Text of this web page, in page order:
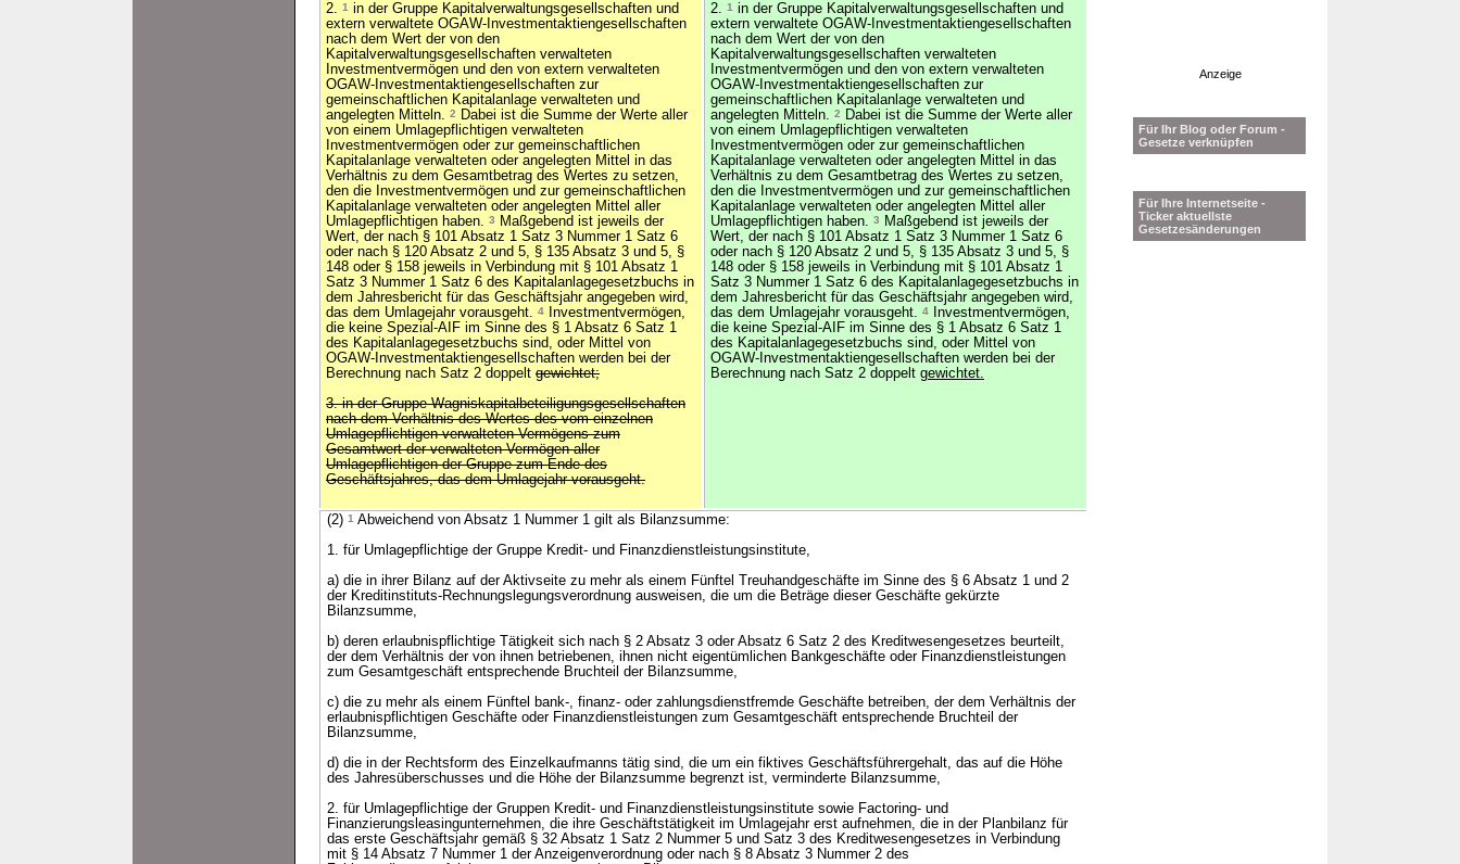
2. 1 in der Gruppe Kapitalverwaltungsgesellschaften und
extern verwaltete OGAW-Investmentaktiengesellschaften
nach dem Wert der von den
Kapitalverwaltungsgesellschaften verwalteten
Investmentvermögen und den von extern verwalteten
OGAW-Investmentaktiengesellschaften zur
gemeinschaftlichen Kapitalanlage verwalteten und
angelegten Mitteln. 2
Dabei ist die Summe der Werte aller
von einem Umlagepflichtigen verwalteten
Investmentvermögen oder zur gemeinschaftlichen
Kapitalanlage verwalteten oder angelegten Mittel in das
Verhältnis zu dem Gesamtbetrag des Wertes zu setzen,
den die Investmentvermögen und zur gemeinschaftlichen
Kapitalanlage verwalteten oder angelegten Mittel aller
Umlagepflichtigen haben. 3
Maßgebend ist jeweils der
Wert, der nach § 101 Absatz 1 Satz 3 Nummer 1 Satz 6
oder nach § 120 Absatz 2 und 5, § 135 Absatz 3 und 5, §
148 oder § 158 jeweils in Verbindung mit § 101 Absatz 1
Satz 3 Nummer 1 Satz 6 des Kapitalanlagegesetzbuchs in
dem Jahresbericht für das Geschäftsjahr angegeben wird,
das dem Umlagejahr vorausgeht. 4
Investmentvermögen,
die keine Spezial-AIF im Sinne des § 1 Absatz 6 Satz 1
des Kapitalanlagegesetzbuchs sind, oder Mittel von
OGAW-Investmentaktiengesellschaften werden bei der
Berechnung nach Satz 2 doppelt gewichtet;
3. in der Gruppe Wagniskapitalbeteiligungsgesellschaften
nach dem Verhältnis des Wertes des vom einzelnen
Umlagepflichtigen verwalteten Vermögens zum
Gesamtwert der verwalteten Vermögen aller
Umlagepflichtigen der Gruppe zum Ende des
Geschäftsjahres, das dem Umlagejahr vorausgeht.
2. 1 in der Gruppe Kapitalverwaltungsgesellschaften und
extern verwaltete OGAW-Investmentaktiengesellschaften
nach dem Wert der von den
Kapitalverwaltungsgesellschaften verwalteten
Investmentvermögen und den von extern verwalteten
OGAW-Investmentaktiengesellschaften zur
gemeinschaftlichen Kapitalanlage verwalteten und
angelegten Mitteln. 2
Dabei ist die Summe der Werte aller
von einem Umlagepflichtigen verwalteten
Investmentvermögen oder zur gemeinschaftlichen
Kapitalanlage verwalteten oder angelegten Mittel in das
Verhältnis zu dem Gesamtbetrag des Wertes zu setzen,
den die Investmentvermögen und zur gemeinschaftlichen
Kapitalanlage verwalteten oder angelegten Mittel aller
Umlagepflichtigen haben. 3
Maßgebend ist jeweils der
Wert, der nach § 101 Absatz 1 Satz 3 Nummer 1 Satz 6
oder nach § 120 Absatz 2 und 5, § 135 Absatz 3 und 5, §
148 oder § 158 jeweils in Verbindung mit § 101 Absatz 1
Satz 3 Nummer 1 Satz 6 des Kapitalanlagegesetzbuchs in
dem Jahresbericht für das Geschäftsjahr angegeben wird,
das dem Umlagejahr vorausgeht. 4
Investmentvermögen,
die keine Spezial-AIF im Sinne des § 1 Absatz 6 Satz 1
des Kapitalanlagegesetzbuchs sind, oder Mittel von
OGAW-Investmentaktiengesellschaften werden bei der
Berechnung nach Satz 2 doppelt gewichtet.
(2) 1 Abweichend von Absatz 1 Nummer 1 gilt als Bilanzsumme:
1. für Umlagepflichtige der Gruppe Kredit- und Finanzdienstleistungsinstitute,
a) die in ihrer Bilanz auf der Aktivseite zu mehr als einem Fünftel Treuhandgeschäfte im Sinne des § 6 Absatz 1 und 2
der Kreditinstituts-Rechnungslegungsverordnung ausweisen, die um die Beträge dieser Geschäfte gekürzte
Bilanzsumme,
b) deren erlaubnispflichtige Tätigkeit sich nach § 2 Absatz 3 oder Absatz 6 Satz 2 des Kreditwesengesetzes beurteilt,
der dem Verhältnis der von ihnen betriebenen, ihnen nicht eigentümlichen Bankgeschäfte oder Finanzdienstleistungen
zum Gesamtgeschäft entsprechende Bruchteil der Bilanzsumme,
c) die zu mehr als einem Fünftel bank-, finanz- oder zahlungsdienstfremde Geschäfte betreiben, der dem Verhältnis der
erlaubnispflichtigen Geschäfte oder Finanzdienstleistungen zum Gesamtgeschäft entsprechende Bruchteil der
Bilanzsumme,
d) die in der Rechtsform des Einzelkaufmanns tätig sind, die um ein fiktives Geschäftsführergehalt, das auf die Höhe
des Jahresüberschusses und die Höhe der Bilanzsumme begrenzt ist, verminderte Bilanzsumme,
2. für Umlagepflichtige der Gruppen Kredit- und Finanzdienstleistungsinstitute sowie Factoring- und
Finanzierungsleasingunternehmen, die ihre Geschäftstätigkeit im Umlagejahr erst aufnehmen, die in der Planbilanz für
das erste Geschäftsjahr gemäß § 32 Absatz 1 Satz 2 Nummer 5 und Satz 3 des Kreditwesengesetzes in Verbindung
mit § 14 Absatz 7 Nummer 1 der Anzeigenverordnung oder nach § 8 Absatz 3 Nummer 2 des
Anzeige
Für Ihr Blog oder Forum -
Gesetze verknüpfen
Für Ihre Internetseite -
Ticker aktuellste
Gesetzesänderungen